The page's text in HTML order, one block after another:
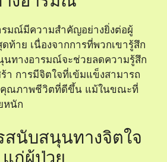
รมณ์มีความสำคัญอย่างยิ่งต่อผู้
ดท้าย เนื่องจากการที่พวกเขารู้สึก
นทางอารมณ์จะช่วยลดความรู้สึก
า การมีจิตใจที่เข้มแข็งสามารถ
คุณภาพชีวิตที่ดีขึ้น แม้ในขณะที่
หนัก
สนับสนุนทางจิตใจ
แก่ผู้ป่วย